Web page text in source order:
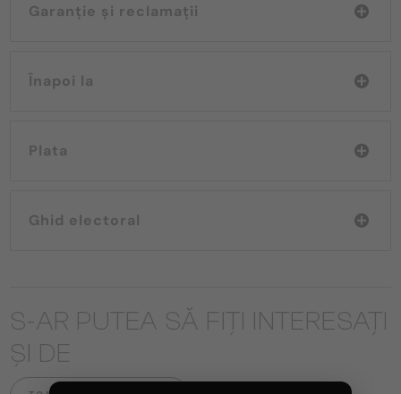
Garanție și reclamații
Înapoi la
Plata
Ghid electoral
S-AR PUTEA SĂ FIȚI INTERESAȚI
ȘI DE